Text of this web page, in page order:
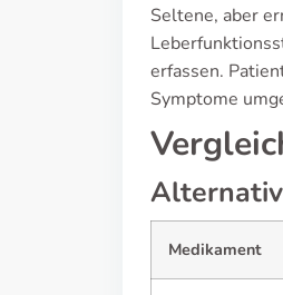
Seltene, aber
erfassen.
Symptome
Medikament